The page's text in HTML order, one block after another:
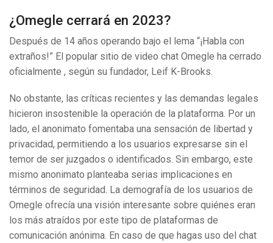
¿Omegle cerrará en 2023?
Después de 14 años operando bajo el lema “¡Habla con
extraños!” El popular sitio de video chat Omegle ha cerrado
oficialmente , según su fundador, Leif K-Brooks.
No obstante, las críticas recientes y las demandas legales
hicieron insostenible la operación de la plataforma. Por un
lado, el anonimato fomentaba una sensación de libertad y
privacidad, permitiendo a los usuarios expresarse sin el
temor de ser juzgados o identificados. Sin embargo, este
mismo anonimato planteaba serias implicaciones en
términos de seguridad. La demografía de los usuarios de
Omegle ofrecía una visión interesante sobre quiénes eran
los más atraídos por este tipo de plataformas de
comunicación anónima. En caso de que hagas uso del chat